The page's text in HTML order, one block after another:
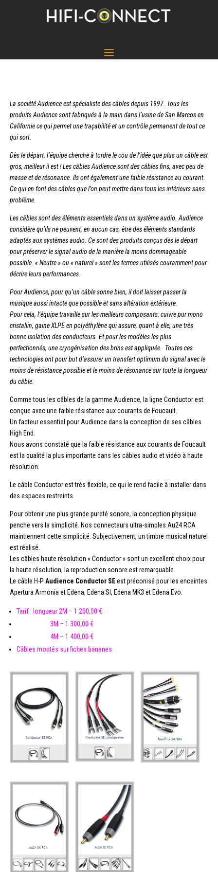
La société Audience est spécialiste des câbles depuis 1997. Tous les
produits Audience sont fabriqués à la main dans l’usine de San Marcos en
Californie ce qui permet une traçabilité et un contrôle permanent de tout ce
qui sort.
Dès le départ, l’équipe cherche à tordre le cou de l’idée que plus un câble est
gros, meilleur il est ! Les câbles Audience sont des câbles fins, avec peu de
masse et de résonance. Ils ont également une faible résistance au courant.
Ce qui en font des câbles que l’on peut mettre dans tous les intérieurs sans
problème.
Les câbles sont des éléments essentiels dans un système audio. Audience
considère qu’ils ne peuvent, en aucun cas, être des éléments standards
adaptés aux systèmes audio. Ce sont des produits conçus dès le départ
pour préserver le signal audio de la manière la moins dommageable
possible. « Neutre » ou « naturel » sont les termes utilisés couramment pour
décrire leurs performances.
Pour Audience, pour qu’un câble sonne bien, il doit laisser passer la
musique aussi intacte que possible et sans altération extérieure.
Pour cela, l’équipe travaille sur les meilleurs composants: cuivre pur mono
cristallin, gaine XLPE en polyéthylène qui assure, quant à elle, une très
bonne isolation des conducteurs. Et pour les modèles les plus
perfectionnés, une cryogénisation des brins est appliquée. Toutes ces
technologies ont pour but d’assurer un transfert optimum du signal avec le
moins de résistance possible et le moins de résonance sur toute la longueur
du câble.
Comme tous les câbles de la gamme Audience, la ligne Conductor est
conçue avec une faible résistance aux courants de Foucault.
Un facteur essentiel pour Audience dans la conception de ses câbles
High End.
Nous avons constaté que la faible résistance aux courants de Foucault
est la qualité la plus importante dans les câbles audio et vidéo à haute
résolution.
Le câble Conductor est très flexible, ce qui le rend facile à installer dans
des espaces restreints.
Pour obtenir une plus grande pureté sonore, la conception physique
penche vers la simplicité. Nos connecteurs ultra-simples Au24 RCA
maintiennent cette simplicité. Subjectivement, un timbre musical naturel
est réalisé.
Les câbles haute résolution « Conductor » sont un excellent choix pour
la haute résolution, la reproduction sonore est remarquable.
Le câble H-P Audience Conductor SEest préconisé pour les enceintes
Apertura Armonia et Edena, Edena SI, Edena MK3 et Edena Evo.
Tarif : longueur 2M – 1 200,00 €
3M – 1 300,00 €
4M – 1 400,00 €
Câbles montés sur fiches bananes